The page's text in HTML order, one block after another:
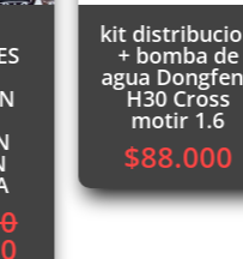
kit distribucion
+ bomba de
agua Dongfeng
H30 Cross
motir 1.6
88.000